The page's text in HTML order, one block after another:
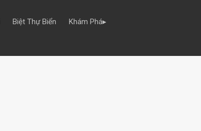
Biệt Thự Biển Khám Phá▸